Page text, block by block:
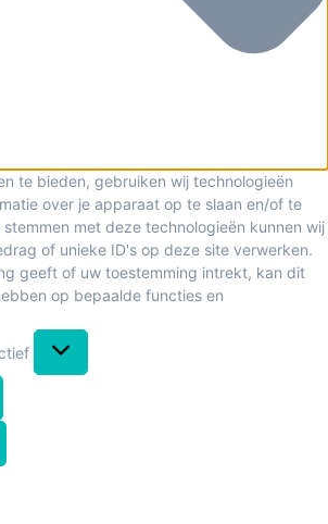
te bieden, gebruiken wij technologieën
over je apparaat op te slaan en/of te
met deze technologieën kunnen wij
of unieke ID's op deze site verwerken.
geeft of uw toestemming intrekt, kan dit
op bepaalde functies en